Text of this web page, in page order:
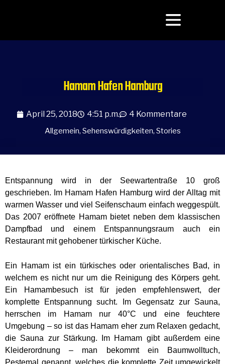
Hamam Hafen Hamburg
April 25, 2018 4:51 p.m. 4 Kommentare
Allgemein, Sehenswürdigkeiten, Stories
Entspannung wird in der Seewartentraße 10 groß
geschrieben. Im Hamam Hafen Hamburg wird der Alltag mit
warmen Wasser und viel Seifenschaum einfach weggespült.
Das 2007 eröffnete Hamam bietet neben dem klassischen
Dampfbad und einem Entspannungsraum auch ein
Restaurant mit gehobener türkischer Küche.
Ein Hamam ist ein türkisches oder orientalisches Bad, in
welchem es nicht nur um die Reinigung des Körpers geht.
Ein Hamambesuch ist für jeden empfehlenswert, der
komplette Entspannung sucht. Im Gegensatz zur Sauna,
herrschen im Hamam nur 40°C und eine feuchtere
Umgebung – so ist das Hamam eher zum Relaxen gedacht,
die Sauna zur Stärkung. Im Hamam gibt außerdem eine
Kleiderordnung – man bekommt ein Baumwolltuch,
Pestemal genannt, welches die komplette Zeit umgewickelt